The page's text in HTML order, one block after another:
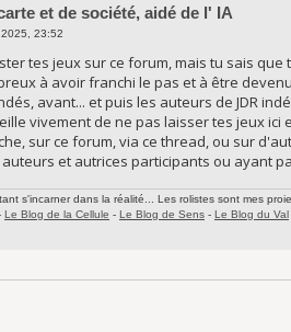
et de société, aidé de l' IA
23:52
tes jeux sur ce forum, mais tu sais
à avoir franchi le pas et à être
avant... et puis les auteurs de JDR
vivement de ne pas laisser tes jeux
sur ce forum, via ce thread, ou sur
et autrices participants ou ayant
s'incarner dans la réalité... Les rolistes sont mes
Le Blog de la Cellule - Le Blog de Sens - Le Blog du Val